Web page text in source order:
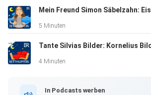
5 Minuten
4 Minuten
In Podcasts werben